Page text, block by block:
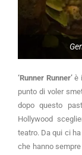
‘Runner Runner’è
punto di voler
dopo questo
Hollywood
teatro. Da qui ci
che hanno